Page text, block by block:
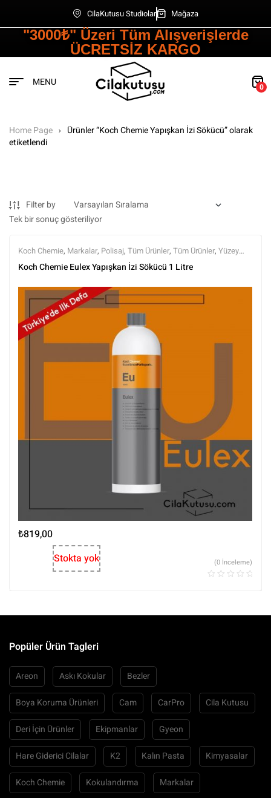
CilaKutusu Studiolar Mağaza
"3000₺" Üzeri Tüm Alışverişlerde
ÜCRETSİZ KARGO
MENU 0
Home Page
Ürünler “Koch Chemie Yapışkan İzi Sökücü” olarak
etiketlendi
Filter by
Tek bir sonuç gösteriliyor
Koch Chemie, Markalar, Polisaj, Tüm Ürünler, Tüm Ürünler, Yüzey
Arındırıcılar,Yüzey Temizleyici ve Arındırıcılar, Yüzey Temizleyiciler
Koch Chemie Eulex Yapışkan İzi Sökücü 1 Litre
₺819,00
Stokta yok
(0 İnceleme)
Popüler Ürün Tagleri
Areon Askı Kokular Bezler
Boya Koruma Ürünleri Cam CarPro Cila Kutusu
Deri İçin Ürünler Ekipmanlar Gyeon
Hare Giderici Cilalar K2 Kalın Pasta Kimyasalar
Koch Chemie Kokulandırma Markalar